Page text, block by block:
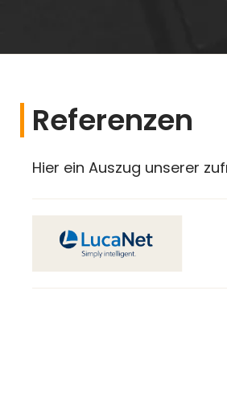
Referenzen
Hier ein Auszug unserer